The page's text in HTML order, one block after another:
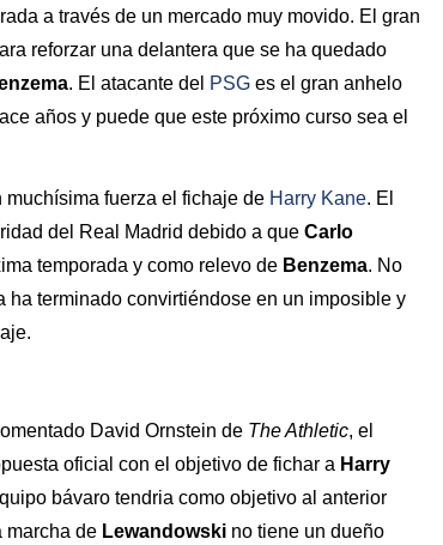
a través de un mercado muy movido. El gran
reforzar una delantera que se ha quedado
. El atacante del PSG es el gran anhelo
años y puede que este próximo curso sea el
muchísima fuerza el fichaje de Harry Kane. El
del Real Madrid debido a que Carlo
temporada y como relevo de Benzema. No
terminado convirtiéndose en un imposible y
David Ornstein de The Athletic, el
oficial con el objetivo de fichar a Harry
bávaro tendria como objetivo al anterior
marcha de Lewandowski no tiene un dueño